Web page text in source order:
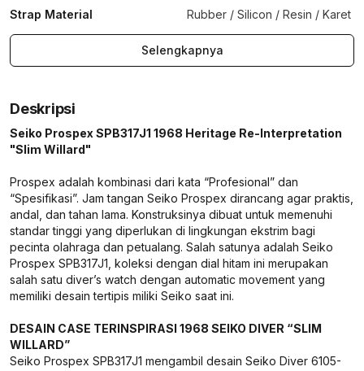
Strap Material Rubber / Silicon / Resin / Karet
Selengkapnya
Deskripsi
Seiko Prospex SPB317J1 1968 Heritage Re-Interpretation
"Slim Willard"
Prospex adalah kombinasi dari kata “Profesional” dan
“Spesifikasi”. Jam tangan Seiko Prospex dirancang agar praktis,
andal, dan tahan lama. Konstruksinya dibuat untuk memenuhi
standar tinggi yang diperlukan di lingkungan ekstrim bagi
pecinta olahraga dan petualang. Salah satunya adalah Seiko
Prospex SPB317J1, koleksi dengan dial hitam ini merupakan
salah satu diver’s watch dengan automatic movement yang
memiliki desain tertipis miliki Seiko saat ini.
DESAIN CASE TERINSPIRASI 1968 SEIKO DIVER “SLIM
WILLARD”
Seiko Prospex SPB317J1 mengambil desain Seiko Diver 6105-